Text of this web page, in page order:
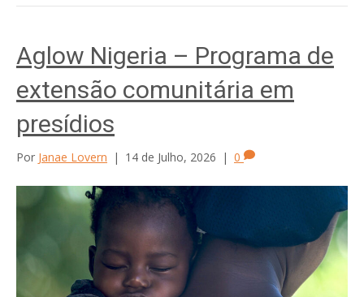
Aglow Nigeria – Programa de
extensão comunitária em
presídios
Por Janae Lovern | 14 de Julho, 2026 | 0